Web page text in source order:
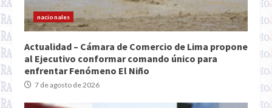
nacionales
Actualidad – Cámara de Comercio de Lima propone
al Ejecutivo conformar comando único para
enfrentar Fenómeno El Niño
7 de agosto de 2026